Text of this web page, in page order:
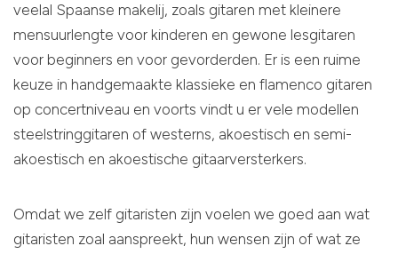
veelal Spaanse makelij, zoals gitaren met kleinere
mensuurlengte voor kinderen en gewone lesgitaren
voor beginners en voor gevorderden. Er is een ruime
keuze in handgemaakte klassieke en flamenco gitaren
op concertniveau en voorts vindt u er vele modellen
steelstringgitaren of westerns, akoestisch en semi-
akoestisch en akoestische gitaarversterkers.
Omdat we zelf gitaristen zijn voelen we goed aan wat
gitaristen zoal aanspreekt, hun wensen zijn of wat ze